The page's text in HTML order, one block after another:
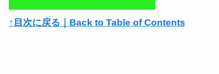
↑目次に戻る｜Back to Table of Contents